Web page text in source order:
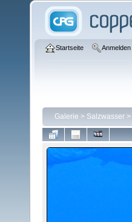
Startseite Anmelden
Galerie > Salzwasser >